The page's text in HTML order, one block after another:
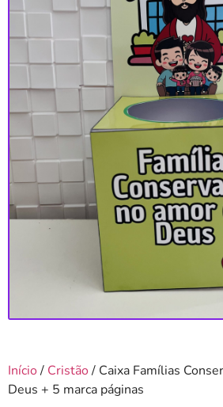
Início/ Cristão/ Caixa Famílias
Deus + 5 marca páginas